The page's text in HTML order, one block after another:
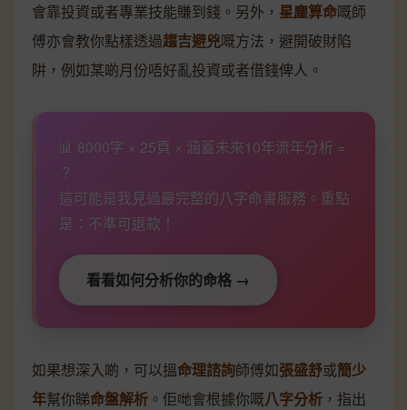
會靠投資或者專業技能賺到錢。另外， 星塵算命嘅師
傅亦會教你點樣透過趨吉避兇嘅方法，避開破財陷
阱，例如某啲月份唔好亂投資或者借錢俾人。
📊 8000字 × 25頁 × 涵蓋未來10年流年分析 =
？
這可能是我見過最完整的八字命書服務。重點
是：不準可退款！
看看如何分析你的命格 →
如果想深入啲，可以搵命理諮詢師傅如張盛舒或簡少
年幫你睇命盤解析 。佢哋會根據你嘅八字分析 ，指出